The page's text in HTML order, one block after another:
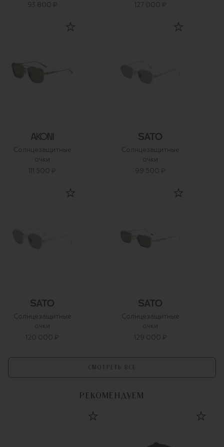
93 800 ₽
127 000 ₽
Солнцезащитные
очки
111 500 ₽
Солнцезащитные
очки
99 500 ₽
Солнцезащитные
очки
120 000 ₽
Солнцезащитные
очки
129 000 ₽
СМОТРЕТЬ ВСЕ
РЕКОМЕНДУЕМ